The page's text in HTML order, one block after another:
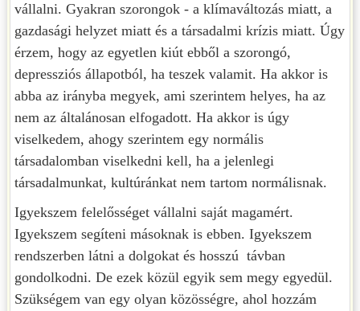
vállalni. Gyakran szorongok - a klímaváltozás miatt, a
gazdasági helyzet miatt és a társadalmi krízis miatt. Úgy
érzem, hogy az egyetlen kiút ebből a szorongó,
depressziós állapotból, ha teszek valamit. Ha akkor is
abba az irányba megyek, ami szerintem helyes, ha az
nem az általánosan elfogadott. Ha akkor is úgy
viselkedem, ahogy szerintem egy normális
társadalomban viselkedni kell, ha a jelenlegi
társadalmunkat, kultúránkat nem tartom normálisnak.
Igyekszem felelősséget vállalni saját magamért.
Igyekszem segíteni másoknak is ebben. Igyekszem
rendszerben látni a dolgokat és hosszú távban
gondolkodni. De ezek közül egyik sem megy egyedül.
Szükségem van egy olyan közösségre, ahol hozzám